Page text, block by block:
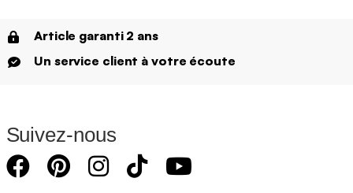
Article garanti 2 ans
Un service client à votre écoute
Suivez-nous